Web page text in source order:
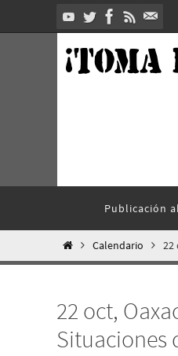
al
contenido
Publicación
InicioCalendario 22
22 oct,
Situaciones